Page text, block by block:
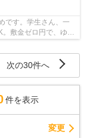
です。学生さん、一
。敷金ゼロ円で、ゆと
次の30件へ
件を表示
変更